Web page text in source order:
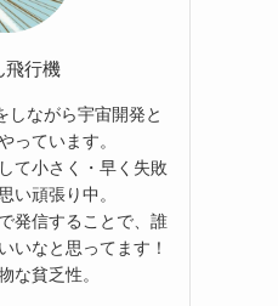
飛行機
ながら宇宙開発と
っています。
て小さく・早く失敗
い頑張り中。
発信することで、誰
いなと思ってます！
な貧乏性。